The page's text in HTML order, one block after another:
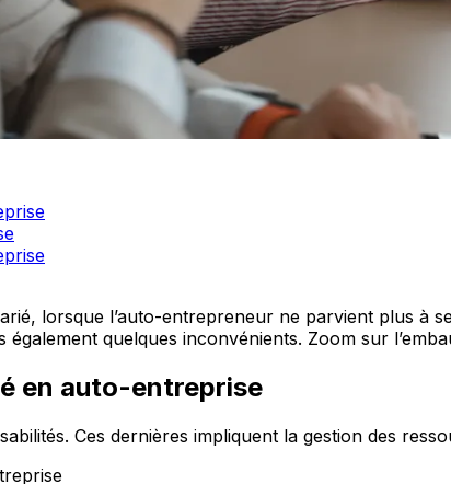
lorsque l’auto-entrepreneur ne parvient plus à
quelques inconvénients. Zoom sur
en auto-entreprise
Ces dernières impliquent la gestion des